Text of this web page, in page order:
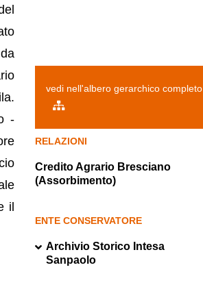
-
il
vedi nell'albero gerarchico completo
RELAZIONI
Credito Agrario Bresciano
(Assorbimento)
ENTE CONSERVATORE
Archivio Storico Intesa
Sanpaolo